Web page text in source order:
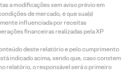
a modificações sem aviso prévio em
de mercado, e que sua(s)
influenciada por receitas
financeiras realizadas pela XP
deste relatório e pelo cumprimento
indicado acima, sendo que, caso constem
relatório, o responsável será o primeiro